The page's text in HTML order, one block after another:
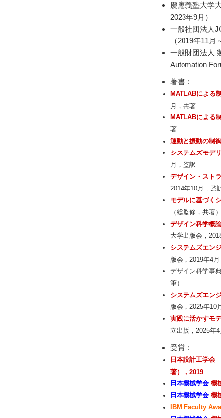
慶應義塾大学
2023年9月）
一般社団法人
（2019年11月
一般財団法人
Automation
著書：
MATLABによる
月，共著
MATLABによる
著
運動と振動の制
システムズモデ
月，監訳
デザイン・スト
2014年10月，監
モデルに基づく
（総監修，共著）
デザイン科学概
大学出版会，
システムズエン
版会，2019年4
デザイン科学事
筆）
システムズエン
版会，2025年10
実践に活かすモ
立出版，2025年
受賞：
日本設計工学会
著），2019
日本機械学会 機
日本機械学会 機
IBM Faculty